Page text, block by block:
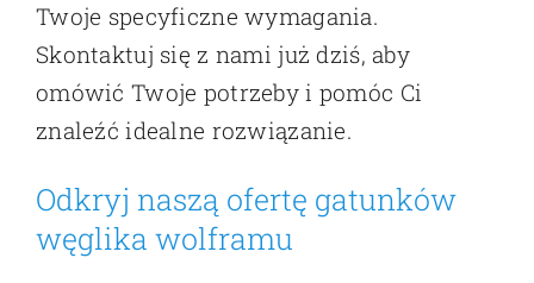
Twoje specyficzne wymagania.
Skontaktuj się z nami już dziś, aby
omówić Twoje potrzeby i pomóc Ci
znaleźć idealne rozwiązanie.
Odkryj naszą ofertę gatunków
węglika wolframu